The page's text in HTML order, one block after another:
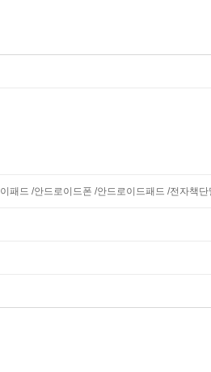
패드 /안드로이드폰 /안드로이드패드 /전자책